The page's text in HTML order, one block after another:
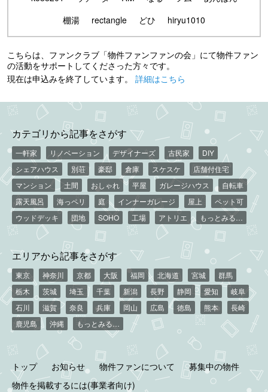
棚湯
rectangle どひ hiryu1010
こちらは、ファンクラブ「物件ファンファンの会」にて物件ファン
の活動をサポートしてくださった方々です。
現在は申込みを終了しています。 詳細はこちら
カテゴリから記事をさがす
一軒家 リノベーション デザイナーズ 古民家
DIY
シェアハウス
別荘 豪邸 倉庫 スケスケ
店舗付住宅
マンション
土間 おしゃれ 平屋 ガレージハウス
自転車
露天風呂
海っペリ 庭 インナーガレージ 屋上
ペット可
ウッドデッキ
団地 SOHO 工場 アトリエ もっとみる…
エリアから記事をさがす
東京 神奈川 京都 大阪 福岡 北海道 宮城
群馬
栃木
茨城 埼玉 千葉 新潟 長野 静岡 愛知
岐阜
石川
滋賀 奈良 兵庫 岡山 広島 徳島 熊本
長崎
鹿児島
沖縄 もっとみる…
トップ お知らせ 物件ファンについて
募集中の物件
物件を掲載するには(事業者向け)